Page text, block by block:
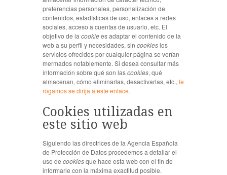
preferencias personales, personalización de
contenidos, estadísticas de uso, enlaces a redes
sociales, acceso a cuentas de usuario, etc. El
objetivo de la cookiees adaptar el contenido de la
web a su perfil y necesidades, sin cookieslos
servicios ofrecidos por cualquier página se verían
mermados notablemente. Si desea consultar más
información sobre qué son lascookies, qué
almacenan, cómo eliminarlas, desactivarlas, etc., le
rogamos se dirija a este enlace.
Cookies utilizadas en
este sitio web
Siguiendo las directrices de la Agencia Española
de Protección de Datos procedemos a detallar el
uso de cookiesque hace esta web con el fin de
informarle con la máxima exactitud posible.